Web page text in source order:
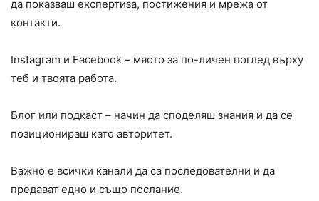
да показваш експертиза, постижения и мрежа от
контакти.
Instagram и Facebook – място за по-личен поглед върху
теб и твоята работа.
Блог или подкаст – начин да споделяш знания и да се
позиционираш като авторитет.
Важно е всички канали да са последователни и да
предават едно и също послание.